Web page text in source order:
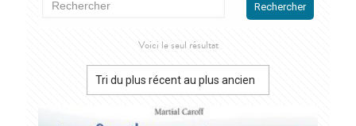
Rechercher
Voici le seul résultat